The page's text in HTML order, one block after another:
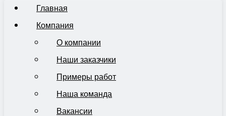
Главная
Компания
О компании
Наши заказчики
Примеры работ
Наша команда
Вакансии